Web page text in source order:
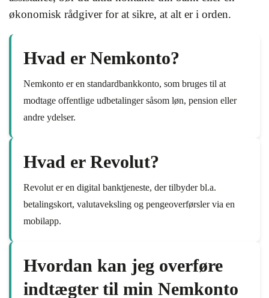
økonomisk rådgiver for at sikre, at alt er i orden.
Hvad er Nemkonto?
Nemkonto er en standardbankkonto, som bruges til at
modtage offentlige udbetalinger såsom løn, pension eller
andre ydelser.
Hvad er Revolut?
Revolut er en digital banktjeneste, der tilbyder bl.a.
betalingskort, valutaveksling og pengeoverførsler via en
mobilapp.
Hvordan kan jeg overføre
indtægter til min Nemkonto